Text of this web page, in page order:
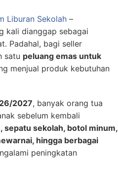
Liburan Sekolah –
kali dianggap sebagai
Padahal, bagi seller
satu peluang emas untuk
menjual produk kebutuhan
2027, banyak orang tua
sebelum kembali
sepatu sekolah, botol minum,
hingga berbagai
peningkatan